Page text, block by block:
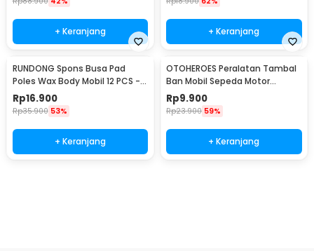
+ Keranjang + Keranjang
RUNDONG Spons Busa Pad
Poles Wax Body Mobil 12 PCS -
R2010
Rp16.900
Rp35.900 53%
+ Keranjang
OTOHEROES Peralatan Tambal
Ban Mobil Sepeda Motor
Tubeless - KBTB02
Rp9.900
Rp23.900 59%
+ Keranjang